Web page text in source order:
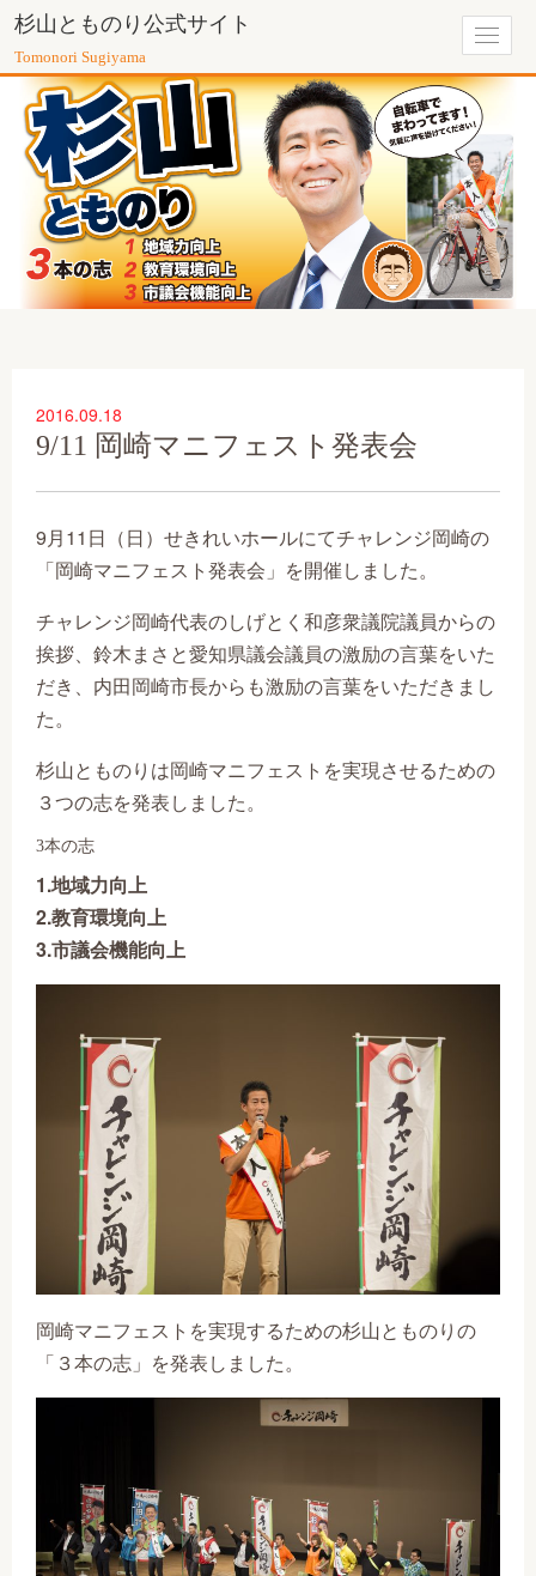
杉山とものり公式サイト
Tomonori Sugiyama
2016.09.18
9/11 岡崎マニフェスト発表会
9月11日（日）せきれいホールにてチャレンジ岡崎の
「岡崎マニフェスト発表会」を開催しました。
チャレンジ岡崎代表のしげとく和彦衆議院議員からの
挨拶、鈴木まさと愛知県議会議員の激励の言葉をいた
だき、内田岡崎市長からも激励の言葉をいただきまし
た。
杉山とものりは岡崎マニフェストを実現させるための
３つの志を発表しました。
3本の志
1.地域力向上
2.教育環境向上
3.市議会機能向上
岡崎マニフェストを実現するための杉山とものりの
「３本の志」を発表しました。